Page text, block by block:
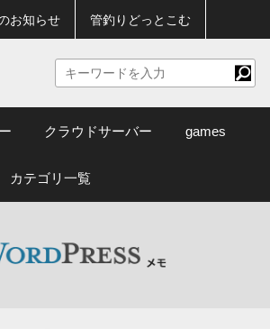
お知らせ 管釣りどっとこむ
クラウドサーバー games
カテゴリ一覧